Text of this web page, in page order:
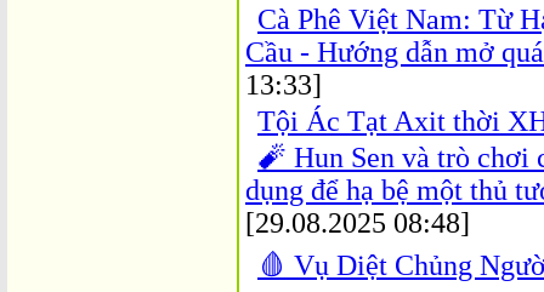
Cà Phê Việt Nam: Từ
Cầu - Hướng dẫn mở
13:33]
Tội Ác Tạt Axit thời
🧨 Hun Sen và trò
dụng để hạ bệ một thủ
[29.08.2025 08:48]
🩸 Vụ Diệt Chủng